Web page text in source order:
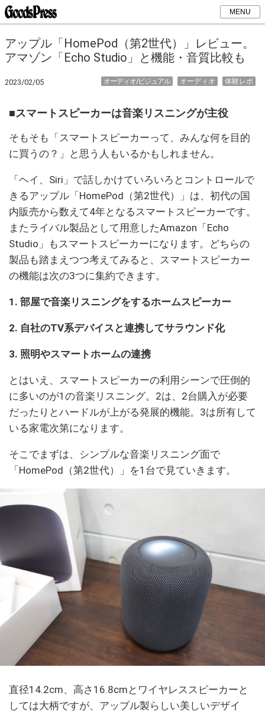
MENU
アップル「HomePod（第2世代）」レビュー。
アマゾン「Echo Studio」と機能・音質比較も
2023/02/05 体験レポ
オーディオ
オーディオ/ビジュアル
■スマートスピーカーは音楽リスニングが主役
そもそも「スマートスピーカーって、みんな何を目的
に買うの？」と思う人もいるかもしれません。
「ヘイ、Siri」で話しかけていろいろとコントロールで
きるアップル「HomePod（第2世代）」は、初代の国
内販売から数えて4年となるスマートスピーカーです。
またライバル製品として用意したAmazon「Echo
Studio」もスマートスピーカーになります。どちらの
製品も踏まえつつ考えてみると、スマートスピーカー
の機能は次の3つに集約できます。
1. 部屋で音楽リスニングをするホームスピーカー
2. 自社のTV系デバイスと連携してサラウンド化
3. 照明やスマートホームの連携
とはいえ、スマートスピーカーの利用シーンで圧倒的
に多いのが1の音楽リスニング。2は、2台購入が必要
だったりとハードルが上がる発展的機能。3は所有して
いる家電次第になります。
そこでまずは、シンプルな音楽リスニング面で
「HomePod（第2世代）」を1台で見ていきます。
直径14.2cm、高さ16.8cmとワイヤレススピーカーと
しては大柄ですが、アップル製らしい美しいデザイ